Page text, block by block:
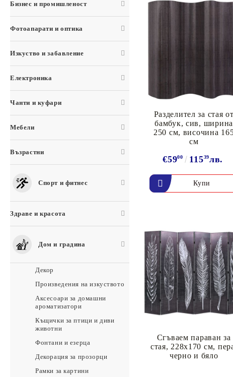
Бизнес и промишленост
Фотоапарати и оптика
Изкуство и забавление
Електроника
Чанти и куфари
Мебели
Възрастни
Спорт и фитнес
Здраве и красота
Дом и градина
Декор
Произведения на изкуството
Аксесоари за домашни
ароматизатори
Къщички за птици и диви
животни
Фонтани и езерца
Декорация за прозорци
Рамки за картини
Разделител за стая от
бамбук, сив, ширина
250 см, височина
см
€5900 11539лв.
Сгъваем параван за
стая, 228x170 см,
черно и бяло